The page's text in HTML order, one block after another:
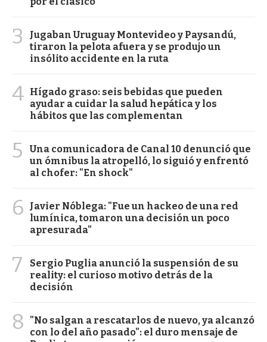
3
Jugaban Uruguay Montevideo y Paysandú,
tiraron la pelota afuera y se produjo un
insólito accidente en la ruta
4 Hígado graso: seis bebidas que pueden
ayudar a cuidar la salud hepática y los
hábitos que las complementan
5
Una comunicadora de Canal 10 denunció que
un ómnibus la atropelló, lo siguió y enfrentó
al chofer: "En shock"
6
Javier Nóblega: "Fue un hackeo de una red
lumínica, tomaron una decisión un poco
apresurada"
7
Sergio Puglia anunció la suspensión de su
reality: el curioso motivo detrás de la
decisión
8
"No salgan a rescatarlos de nuevo, ya alcanzó
con lo del año pasado": el duro mensaje de